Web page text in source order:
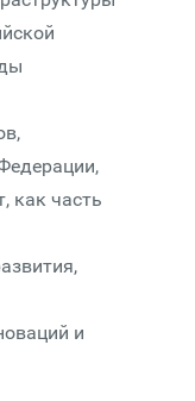
как часть
и